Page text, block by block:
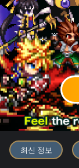
블록체인
최신 정보